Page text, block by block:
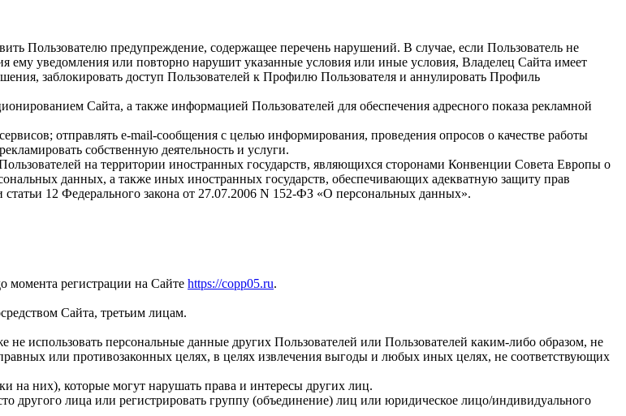
Пользователю предупреждение, содержащее перечень нарушений. В случае, если Пользователь не
ему уведомления или повторно нарушит указанные условия или иные условия, Владелец Сайта имеет
заблокировать доступ Пользователей к Профилю Пользователя и аннулировать Профиль
Сайта, а также информацией Пользователей для обеспечения адресного показа рекламной
отправлять e-mail-сообщения с целью информирования, проведения опросов о качестве работы
собственную деятельность и услуги.
на территории иностранных государств, являющихся сторонами Конвенции Совета Европы о
данных, а также иных иностранных государств, обеспечивающих адекватную защиту прав
12 Федерального закона от 27.07.2006 N 152-ФЗ «О персональных данных».
момента регистрации на Сайте https://copp05.ru.
Сайта, третьим лицам.
использовать персональные данные других Пользователей или Пользователей каким-либо образом, не
или противозаконных целях, в целях извлечения выгоды и любых иных целях, не соответствующих
них), которые могут нарушать права и интересы других лиц.
другого лица или регистрировать группу (объединение) лиц или юридическое лицо/индивидуального